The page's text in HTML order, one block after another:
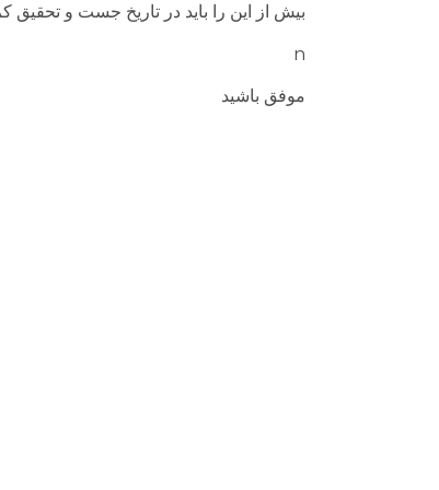
بیش از این را باید در تاريخ جست و تحقیق
n
موفق باشید